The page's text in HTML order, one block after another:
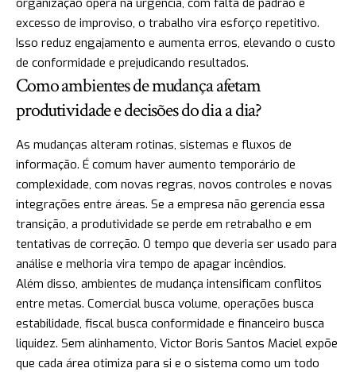
organização opera na urgência, com falta de padrão e
excesso de improviso, o trabalho vira esforço repetitivo.
Isso reduz engajamento e aumenta erros, elevando o custo
de conformidade e prejudicando resultados.
Como ambientes de mudança afetam
produtividade e decisões do dia a dia?
As mudanças alteram rotinas, sistemas e fluxos de
informação. É comum haver aumento temporário de
complexidade, com novas regras, novos controles e novas
integrações entre áreas. Se a empresa não gerencia essa
transição, a produtividade se perde em retrabalho e em
tentativas de correção. O tempo que deveria ser usado para
análise e melhoria vira tempo de apagar incêndios.
Além disso, ambientes de mudança intensificam conflitos
entre metas. Comercial busca volume, operações busca
estabilidade, fiscal busca conformidade e financeiro busca
liquidez. Sem alinhamento, Victor Boris Santos Maciel expõe
que cada área otimiza para si e o sistema como um todo